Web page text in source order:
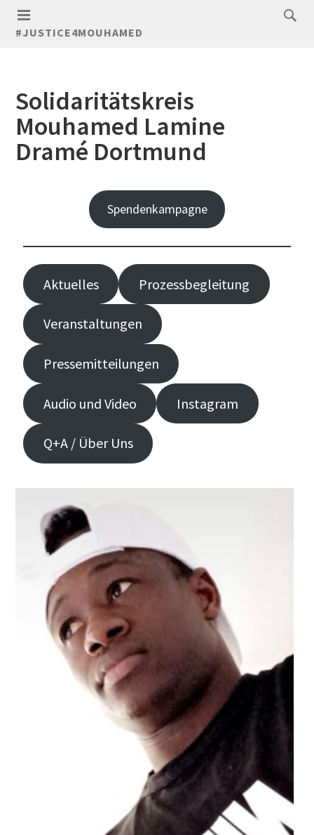
#JUSTICE4MOUHAMED
Solidaritätskreis
Mouhamed Lamine
Dramé Dortmund
Spendenkampagne
Aktuelles Prozessbegleitung
Veranstaltungen
Pressemitteilungen
Audio und Video Instagram
Q+A / Über Uns